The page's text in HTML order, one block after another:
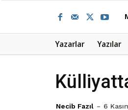
Yazarlar Yazılar
Necib Fazıl 6